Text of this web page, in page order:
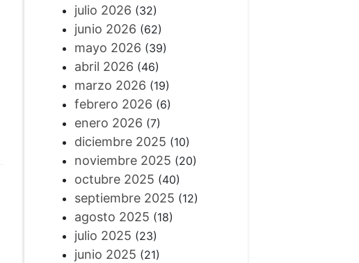
julio 2026 (32)
junio 2026 (62)
mayo 2026 (39)
abril 2026 (46)
marzo 2026 (19)
febrero 2026 (6)
enero 2026 (7)
diciembre 2025 (10)
noviembre 2025 (20)
octubre 2025 (40)
septiembre 2025 (12)
agosto 2025 (18)
julio 2025 (23)
junio 2025 (21)